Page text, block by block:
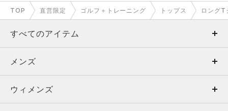
TOP 直営限定 ゴルフ＋トレーニング トップス ロングT
すべてのアイテム
メンズ
ウィメンズ
メンズ
トップス
ウィメンズ